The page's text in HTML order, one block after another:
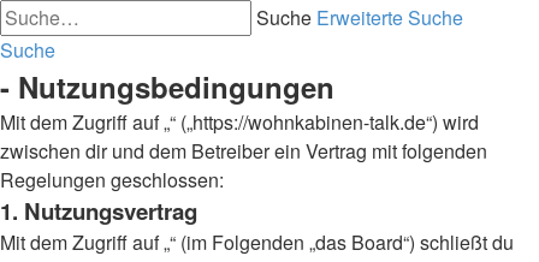
Suche Erweiterte Suche
Suche
- Nutzungsbedingungen
Mit dem Zugriff auf „“ („https://wohnkabinen-talk.de“) wird
zwischen dir und dem Betreiber ein Vertrag mit folgenden
Regelungen geschlossen:
1. Nutzungsvertrag
Mit dem Zugriff auf „“ (im Folgenden „das Board“) schließt du